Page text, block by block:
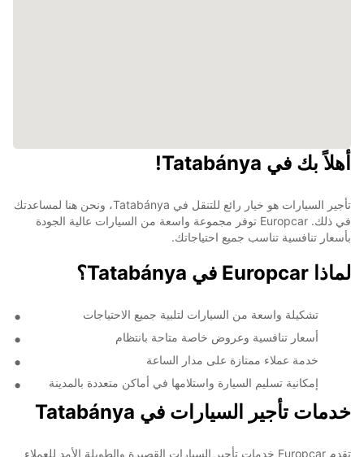
أهلاً بك في Tatabánya!
تأجير السيارات هو خيار رائع للتنقل في Tatabánya، ونحن هنا لمساعدتك
في ذلك. Europcar توفر مجموعة واسعة من السيارات عالية الجودة
بأسعار تنافسية تناسب جميع احتياجاتك.
لماذا Europcar في Tatabánya؟
تشكيلة واسعة من السيارات لتلبية جميع الاحتياجات
أسعار تنافسية وعروض خاصة متاحة بانتظام
خدمة عملاء ممتازة على مدار الساعة
إمكانية تسليم السيارة واستلامها في أماكن متعددة بالمدينة
خدمات تأجير السيارات في Tatabánya
تقدم Europcar خدمات تأجير السيارات القصيرة والطويلة الأمد للعملاء